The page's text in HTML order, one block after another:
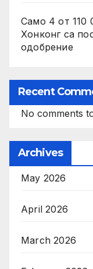
Само 4 от 110
Хонконг са
одобрение
Recent
No comments
Archives
May 2026
April 2026
March 2026